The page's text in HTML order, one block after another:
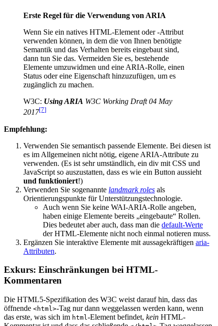
Erste Regel für die Verwendung von ARIA
Wenn Sie ein natives HTML-Element oder -Attribut
verwenden können, in dem die von Ihnen benötigte
Semantik und das Verhalten bereits eingebaut sind,
dann tun Sie das. Vermeiden Sie es, bestehende
Elemente umzuwidmen und eine ARIA-Rolle, einen
Status oder eine Eigenschaft hinzuzufügen, um es
zugänglich zu machen.
W3C: Using ARIA W3C Working Draft 04 May
2017[7]
Empfehlung:
Verwenden Sie semantisch passende Elemente. Bei diesen ist
es im Allgemeinen nicht nötig, eigene ARIA-Attribute zu
verwenden. (Es ist sehr umständlich, ein div mit CSS und
JavaScript so auszustatten, dass es wie ein Button aussieht
und funktioniert!)
Verwenden Sie sogenannte landmark roles als
Orientierungspunkte für Unterstützungstechnologie.
Auch wenn Sie keine WAI-ARIA-Rolle angeben,
haben einige Elemente bereits „eingebaute“ Rollen.
Dies bedeutet aber auch, dass man die default-Werte
der HTML-Elemente nicht noch einmal notieren muss.
Ergänzen Sie interaktive Elemente mit aussagekräftigen aria-
Attributen.
Exkurs: Einschränkungen bei HTML-
Kommentaren
Die HTML5-Spezifikation des W3C weist darauf hin, dass das
öffnende <html>-Tag nur dann weggelassen werden kann, wenn
das erste, was sich im html-Element befindet, kein HTML-